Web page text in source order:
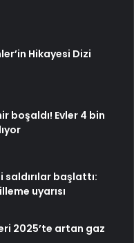
Hikayesi Dizi
boşaldı! Evler 4 bin
saldırılar başlattı:
uyarısı
2025’te artan gaz